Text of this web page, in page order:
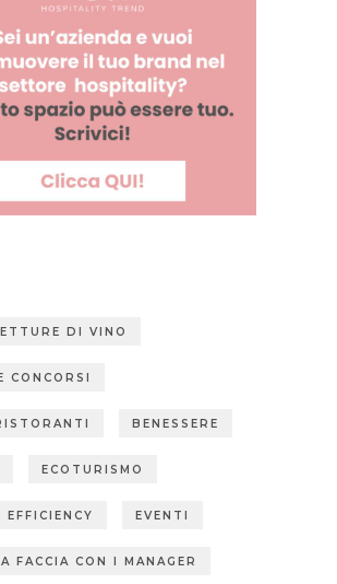
DI VINO
CONCORSI
BENESSERE
ECOTURISMO
EFFICIENCY EVENTI
FACCIA CON I MANAGER